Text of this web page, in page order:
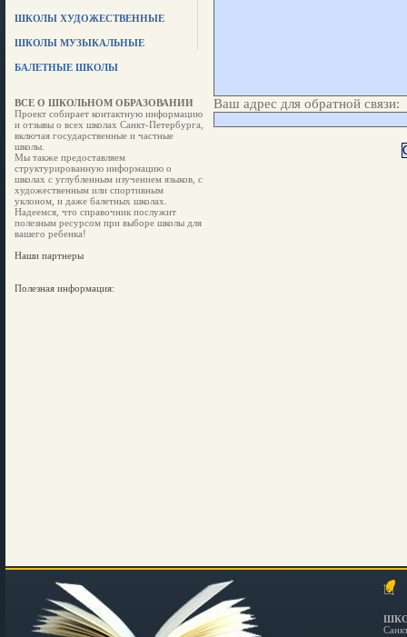
ШКОЛЫ ХУДОЖЕСТВЕННЫЕ
ШКОЛЫ МУЗЫКАЛЬНЫЕ
БАЛЕТНЫЕ ШКОЛЫ
ВСЕ О ШКОЛЬНОМ ОБРАЗОВАНИИ
Проект собирает контактную информацию
и отзывы о всех школах Санкт-Петербурга,
включая государственные и частные
школы.
Мы также предоставляем
структурированную информацию о
школах с углубленным изучением языков, с
художественным или спортивным
уклоном, и даже балетных школах.
Надеемся, что справочник послужит
полезным ресурсом при выборе школы для
вашего ребенка!
Наши партнеры
Полезная информация:
Ваш адрес для обратной связи: